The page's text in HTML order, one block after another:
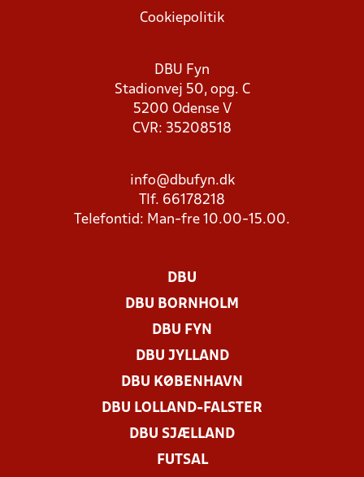
Cookiepolitik
DBU Fyn
Stadionvej 50, opg. C
5200 Odense V
CVR: 35208518
info@dbufyn.dk
Tlf. 66178218
Telefontid: Man-fre 10.00-15.00.
DBU
DBU BORNHOLM
DBU FYN
DBU JYLLAND
DBU KØBENHAVN
DBU LOLLAND-FALSTER
DBU SJÆLLAND
FUTSAL